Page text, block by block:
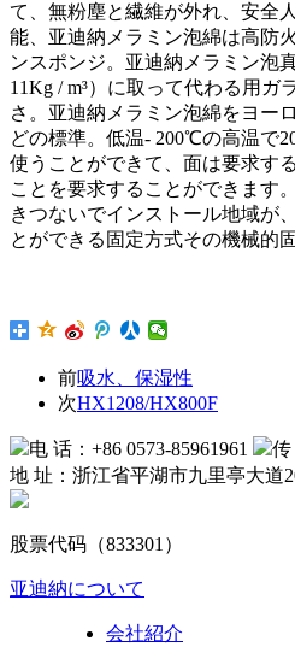
て、無粉塵と繊維が外れ、安全
能、亚迪納メラミン泡綿は高防
ンスポンジ。亚迪納メラミン泡
11Kg / m³）に取って代わる用ガ
さ。亚迪納メラミン泡綿をヨー
どの標準。低温- 200℃の高温で
使うことができて、面は要求す
ことを要求することができます
きつないでインストール地域が
とができる固定方式その機械的固
前吸水、保湿性
次HX1208/HX800F
电 话：+86 0573-85961961
传
地 址：浙江省平湖市九里亭大道
股票代码（833301）
亚迪納について
会社紹介